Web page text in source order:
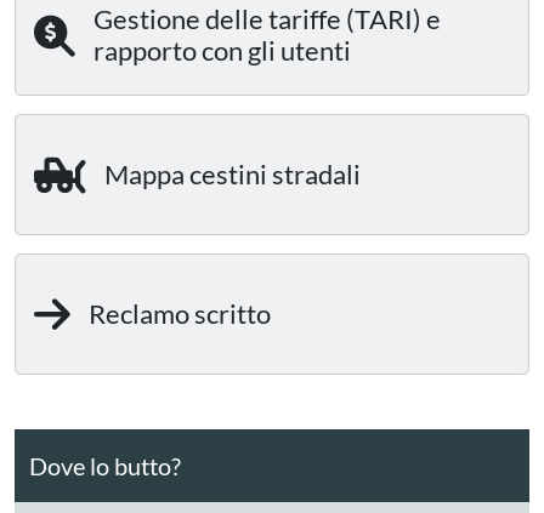
Gestione delle tariffe (TARI) e
rapporto con gli utenti
Mappa cestini stradali
Reclamo scritto
Dove lo butto?